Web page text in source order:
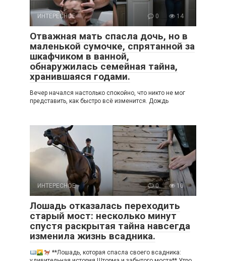
ИНТЕРЕСНОЕ 0 14
Отважная мать спасла дочь, но в
маленькой сумочке, спрятанной за
шкафчиком в ванной,
обнаружилась семейная тайна,
хранившаяся годами.
Вечер начался настолько спокойно, что никто не мог
представить, как быстро всё изменится. Дождь
ИНТЕРЕСНОЕ 0 10
Лошадь отказалась переходить
старый мост: несколько минут
спустя раскрытая тайна навсегда
изменила жизнь всадника.
**Лошадь, которая спасла своего всадника: